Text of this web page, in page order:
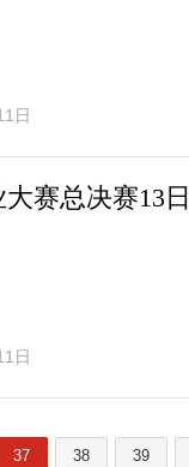
日
赛总决赛13
日
37 38 39